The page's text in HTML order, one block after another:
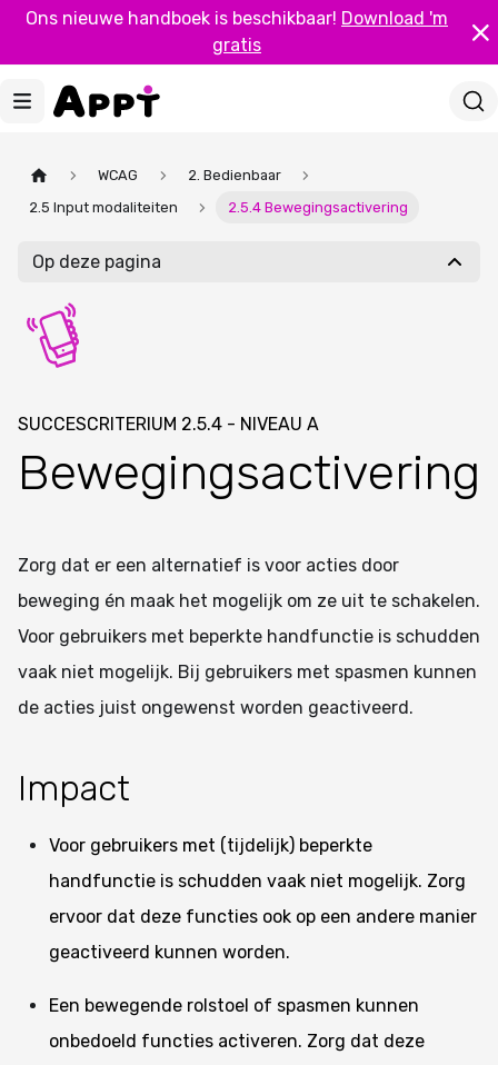
Ons nieuwe handboek is beschikbaar! Download 'm
gratis
WCAG
2. Bedienbaar
2.5 Input modaliteiten
2.5.4 Bewegingsactivering
Op deze pagina
SUCCESCRITERIUM 2.5.4 - NIVEAU A
Bewegingsactivering
Zorg dat er een alternatief is voor acties door
beweging én maak het mogelijk om ze uit te schakelen.
Voor gebruikers met beperkte handfunctie is schudden
vaak niet mogelijk. Bij gebruikers met spasmen kunnen
de acties juist ongewenst worden geactiveerd.
Impact
Voor gebruikers met (tijdelijk) beperkte
handfunctie is schudden vaak niet mogelijk. Zorg
ervoor dat deze functies ook op een andere manier
geactiveerd kunnen worden.
Een bewegende rolstoel of spasmen kunnen
onbedoeld functies activeren. Zorg dat deze